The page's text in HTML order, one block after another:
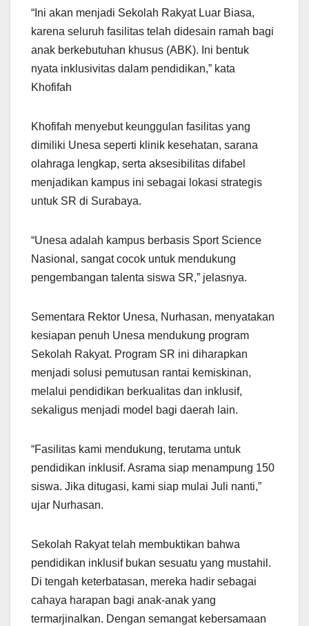
“Ini akan menjadi Sekolah Rakyat Luar Biasa,
karena seluruh fasilitas telah didesain ramah bagi
anak berkebutuhan khusus (ABK). Ini bentuk
nyata inklusivitas dalam pendidikan,” kata
Khofifah
Khofifah menyebut keunggulan fasilitas yang
dimiliki Unesa seperti klinik kesehatan, sarana
olahraga lengkap, serta aksesibilitas difabel
menjadikan kampus ini sebagai lokasi strategis
untuk SR di Surabaya.
“Unesa adalah kampus berbasis Sport Science
Nasional, sangat cocok untuk mendukung
pengembangan talenta siswa SR,” jelasnya.
Sementara Rektor Unesa, Nurhasan, menyatakan
kesiapan penuh Unesa mendukung program
Sekolah Rakyat. Program SR ini diharapkan
menjadi solusi pemutusan rantai kemiskinan,
melalui pendidikan berkualitas dan inklusif,
sekaligus menjadi model bagi daerah lain.
“Fasilitas kami mendukung, terutama untuk
pendidikan inklusif. Asrama siap menampung 150
siswa. Jika ditugasi, kami siap mulai Juli nanti,”
ujar Nurhasan.
Sekolah Rakyat telah membuktikan bahwa
pendidikan inklusif bukan sesuatu yang mustahil.
Di tengah keterbatasan, mereka hadir sebagai
cahaya harapan bagi anak-anak yang
termarjinalkan. Dengan semangat kebersamaan